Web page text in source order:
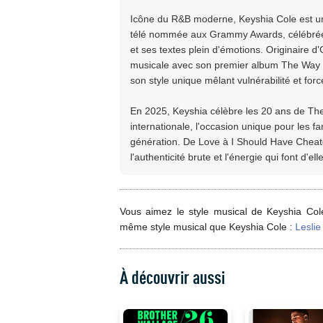
Icône du R&B moderne, Keyshia Cole est
télé nommée aux Grammy Awards,
et ses textes plein d'émotions. Originaire
musicale avec son premier album The
son style unique mêlant vulnérabilité et
En 2025, Keyshia célèbre les 20 ans de
internationale, l'occasion unique pour les
génération. De Love à I Should Have
l'authenticité brute et l'énergie qui font
Vous aimez le style musical de Keyshia
même style musical que Keyshia Cole :
À découvrir aussi